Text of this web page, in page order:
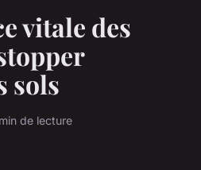
vitale des
sols
de lecture